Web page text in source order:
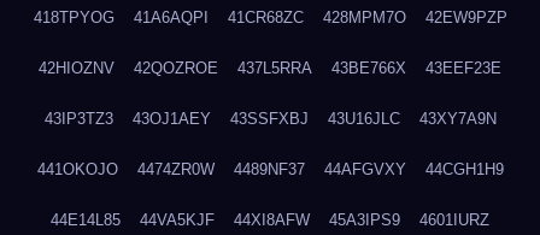
418TPYOG 41A6AQPI 41CR68ZC 428MPM7O 42EW9PZP
42HIOZNV 42QOZROE 437L5RRA 43BE766X 43EEF23E
43IP3TZ3 43OJ1AEY 43SSFXBJ 43U16JLC 43XY7A9N
441OKOJO 4474ZR0W 4489NF37 44AFGVXY 44CGH1H9
44E14L85 44VA5KJF 44XI8AFW 45A3IPS9 4601IURZ